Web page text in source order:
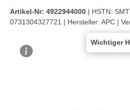
Artikel-Nr: 4922944000 | HSTN:
0731304327721 | Hersteller: APC |
Wichtiger